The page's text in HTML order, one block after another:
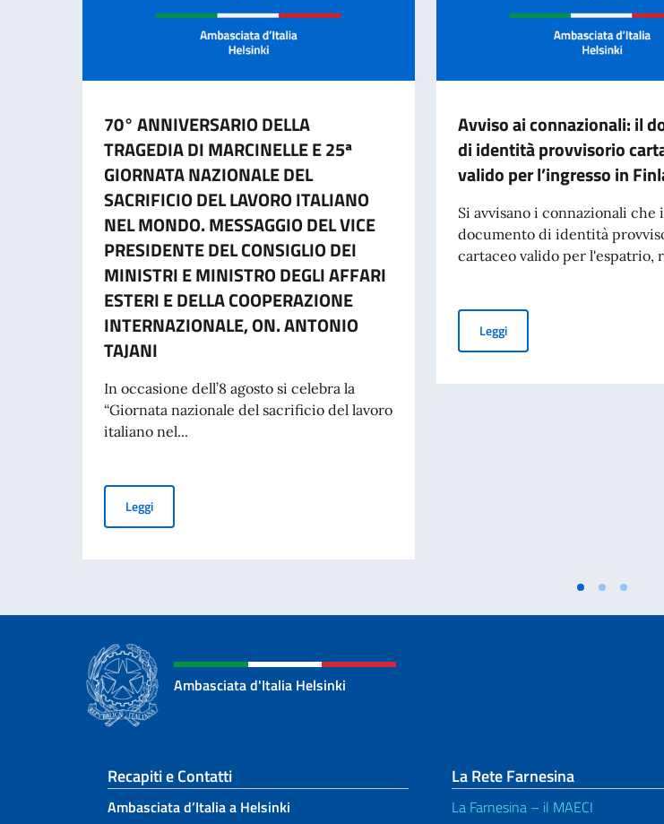
70° ANNIVERSARIO DELLA
TRAGEDIA DI MARCINELLE E 25ª
GIORNATA NAZIONALE DEL
SACRIFICIO DEL LAVORO ITALIANO
NEL MONDO. MESSAGGIO DEL VICE
PRESIDENTE DEL CONSIGLIO DEI
MINISTRI E MINISTRO DEGLI AFFARI
ESTERI E DELLA COOPERAZIONE
INTERNAZIONALE, ON. ANTONIO
TAJANI
In occasione dell’8 agosto si celebra la
“Giornata nazionale del sacrificio del lavoro
italiano nel...
Leggi70° ANNIVERSARIO DELLA TRAGEDIA DI MARCINELLE E 25ª GIORNATA NAZIONALE DEL
Avviso ai connazionali: il
di identità provvisorio
valido per l’ingresso in
Si avvisano i connazionali che
documento di identità
cartaceo valido per l'espatrio,
LeggiAvviso ai connazionali: il
Ambasciata d'Italia Helsinki
Sezione footer
Recapiti e Contatti
Ambasciata d’Italia a Helsinki
La Rete Farnesina
La Farnesina – il MAECI